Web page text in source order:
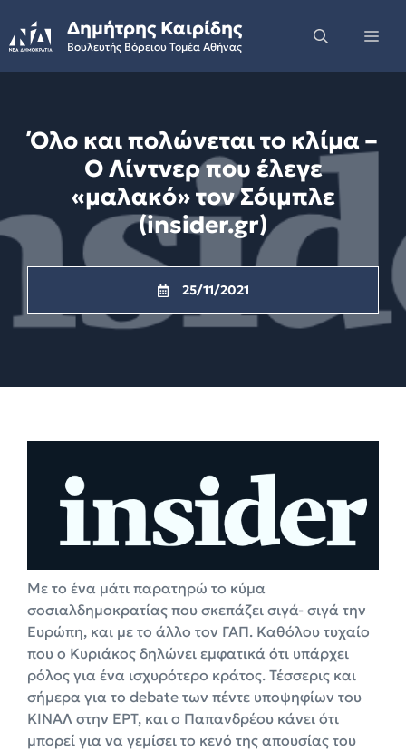
to
content
Δημήτρης Καιρίδης
Βουλευτής Βόρειου Τομέα Αθήνας
Όλο και πολώνεται το κλίμα –
Ο Λίντνερ που έλεγε
«μαλακό» τον Σόιμπλε
(insider.gr)
25/11/2021
Με το ένα μάτι παρατηρώ το κύμα
σοσιαλδημοκρατίας που σκεπάζει σιγά- σιγά την
Ευρώπη, και με το άλλο τον ΓΑΠ. Καθόλου τυχαίο
που ο Κυριάκος δηλώνει εμφατικά ότι υπάρχει
ρόλος για ένα ισχυρότερο κράτος. Τέσσερις και
σήμερα για το debate των πέντε υποψηφίων του
ΚΙΝΑΛ στην ΕΡΤ, και ο Παπανδρέου κάνει ότι
μπορεί για να γεμίσει το κενό της απουσίας του